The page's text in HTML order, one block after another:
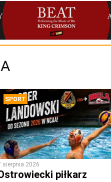
SPORT
sierpnia 2026
piłkarz